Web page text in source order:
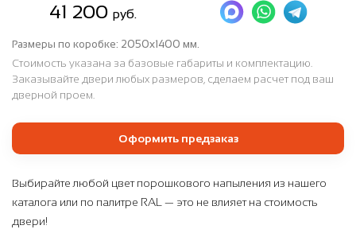
41 200 руб.
Размеры по коробке: 2050х1400 мм.
Стоимость указана за базовые габариты и комплектацию.
Заказывайте двери любых размеров, сделаем расчет под ваш
дверной проем.
Оформить предзаказ
Выбирайте любой цвет порошкового напыления из нашего
каталога или по палитре RAL — это не влияет на стоимость
двери!